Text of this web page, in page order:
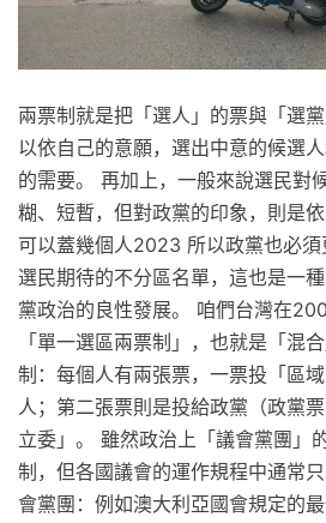
兩票制就是把「選人」的票與「選
以依自己的意願，選出中意的候選
的需要。 再加上，一般來說選民對
糊、短暫，但對政黨的印象，則是
可以蓋幾個人2023 所以政黨也必
選民期待的不分區名單，這也是一
黨政治的良性發展。 咱們台灣在
「單一選區兩票制」，也就是「混
制：每個人有兩張票，一票投「區
人；第二張票則是投給政黨（政黨
立委」。 雖然政治上「議會黨團」
制，但各國議會的運作規程中通常
會黨團：例如澳大利亞國會規定的